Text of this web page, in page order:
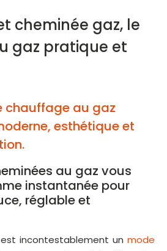
cheminée gaz, le
gaz pratique et
chauffage au gaz
esthétique et
au gaz vous
instantanée pour
réglable et
incontestablement un mode